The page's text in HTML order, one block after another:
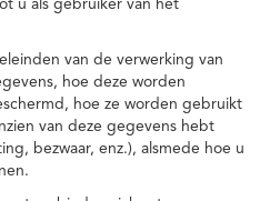
u als gebruiker van het
van de verwerking van
hoe deze worden
hoe ze worden gebruikt
van deze gegevens hebt
bezwaar, enz.), alsmede hoe u